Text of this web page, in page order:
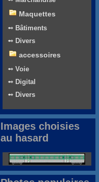
Maquettes
➻ Bâtiments
➻ Divers
accessoires
➻ Voie
➻ Digital
➻ Divers
Images choisies
au hasard